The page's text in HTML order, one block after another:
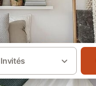
Invités